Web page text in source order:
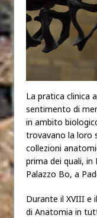
La pratica clinica
sentimento di
in ambito
trovavano la loro
collezioni
prima dei quali,
Palazzo Bo, a
Durante il XVIII e
di Anatomia in